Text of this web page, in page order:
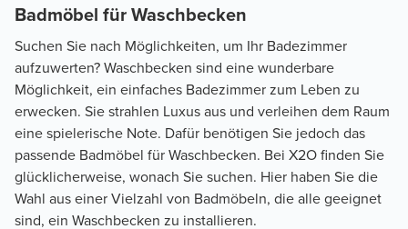
Badmöbel für Waschbecken
Suchen Sie nach Möglichkeiten, um Ihr Badezimmer
aufzuwerten? Waschbecken sind eine wunderbare
Möglichkeit, ein einfaches Badezimmer zum Leben zu
erwecken. Sie strahlen Luxus aus und verleihen dem Raum
eine spielerische Note. Dafür benötigen Sie jedoch das
passende Badmöbel für Waschbecken. Bei X2O finden Sie
glücklicherweise, wonach Sie suchen. Hier haben Sie die
Wahl aus einer Vielzahl von Badmöbeln, die alle geeignet
sind, ein Waschbecken zu installieren.